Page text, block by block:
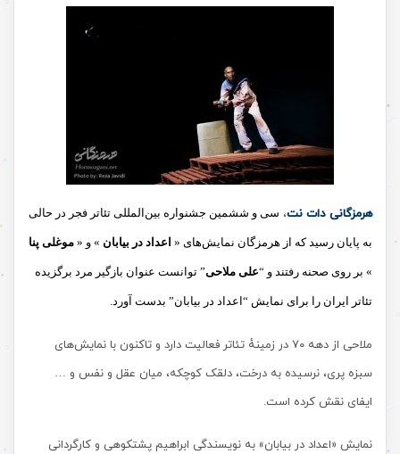
هرمزگانی دات نت، سی و ششمین جشنواره بین‌المللی تئاتر فجر در حالی
به پایان رسید که از هرمزگان نمایش‌های « اعداد در بیابان » و « موغلی پنا
» بر روی صحنه رفتند و “علی ملاحی” توانست عنوان بازگیر مرد برگزیده
تئاتر ایران را برای نمایش “اعداد در بیابان” بدست آورد.
ملاحی از دهه ۷۰ در زمینهٔ تئاتر فعالیت دارد و تاکنون با نمایش‌های
سبزه پری، نرسیده به درخت، دلقک کوچکه، میان عقل و نفس و …
ایفای نقش کرده است.
نمایش «اعداد در بیابان» به نویسندگی ابراهیم پشتکوهی و کارگردانی